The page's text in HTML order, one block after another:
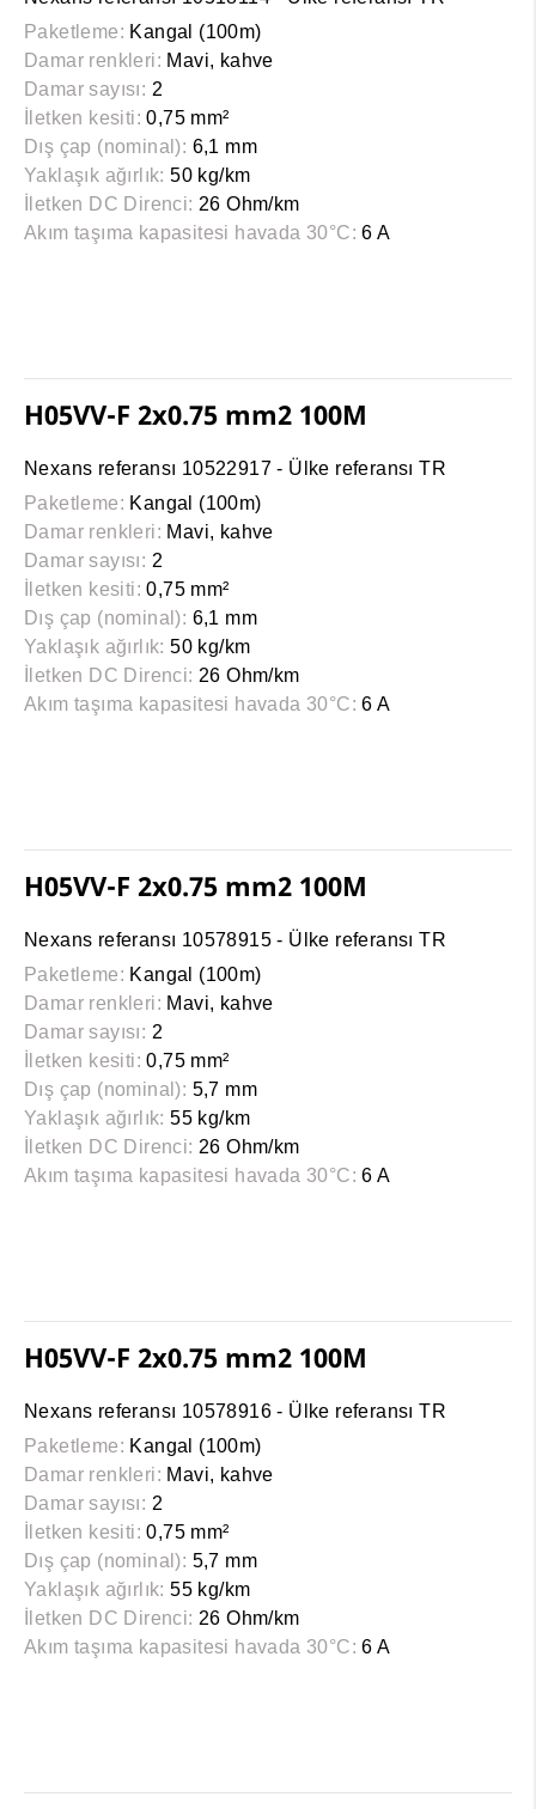
Paketleme: Kangal (100m)
Damar renkleri: Mavi, kahve
Damar sayısı: 2
İletken kesiti: 0,75 mm²
Dış çap (nominal): 6,1 mm
Yaklaşık ağırlık: 50 kg/km
İletken DC Direnci: 26 Ohm/km
Akım taşıma kapasitesi havada 30°C: 6 A
H05VV-F 2x0.75 mm2 100M
Nexans referansı 10522917 - Ülke referansı TR
Paketleme: Kangal (100m)
Damar renkleri: Mavi, kahve
Damar sayısı: 2
İletken kesiti: 0,75 mm²
Dış çap (nominal): 6,1 mm
Yaklaşık ağırlık: 50 kg/km
İletken DC Direnci: 26 Ohm/km
Akım taşıma kapasitesi havada 30°C: 6 A
H05VV-F 2x0.75 mm2 100M
Nexans referansı 10578915 - Ülke referansı TR
Paketleme: Kangal (100m)
Damar renkleri: Mavi, kahve
Damar sayısı: 2
İletken kesiti: 0,75 mm²
Dış çap (nominal): 5,7 mm
Yaklaşık ağırlık: 55 kg/km
İletken DC Direnci: 26 Ohm/km
Akım taşıma kapasitesi havada 30°C: 6 A
H05VV-F 2x0.75 mm2 100M
Nexans referansı 10578916 - Ülke referansı TR
Paketleme: Kangal (100m)
Damar renkleri: Mavi, kahve
Damar sayısı: 2
İletken kesiti: 0,75 mm²
Dış çap (nominal): 5,7 mm
Yaklaşık ağırlık: 55 kg/km
İletken DC Direnci: 26 Ohm/km
Akım taşıma kapasitesi havada 30°C: 6 A